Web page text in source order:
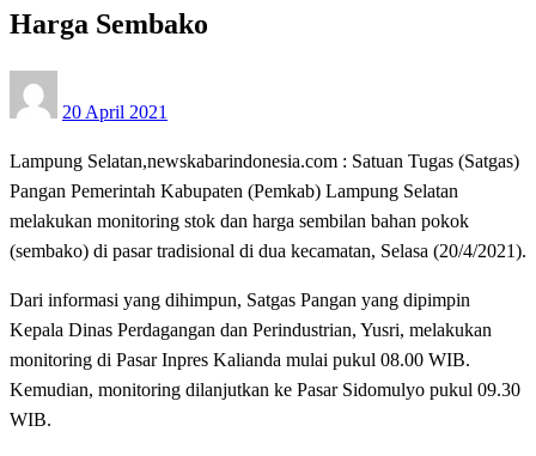
Harga Sembako
on
20 April 2021
Lampung Selatan,newskabarindonesia.com : Satuan Tugas (Satgas)
Pangan Pemerintah Kabupaten (Pemkab) Lampung Selatan
melakukan monitoring stok dan harga sembilan bahan pokok
(sembako) di pasar tradisional di dua kecamatan, Selasa (20/4/2021).
Dari informasi yang dihimpun, Satgas Pangan yang dipimpin
Kepala Dinas Perdagangan dan Perindustrian, Yusri, melakukan
monitoring di Pasar Inpres Kalianda mulai pukul 08.00 WIB.
Kemudian, monitoring dilanjutkan ke Pasar Sidomulyo pukul 09.30
WIB.